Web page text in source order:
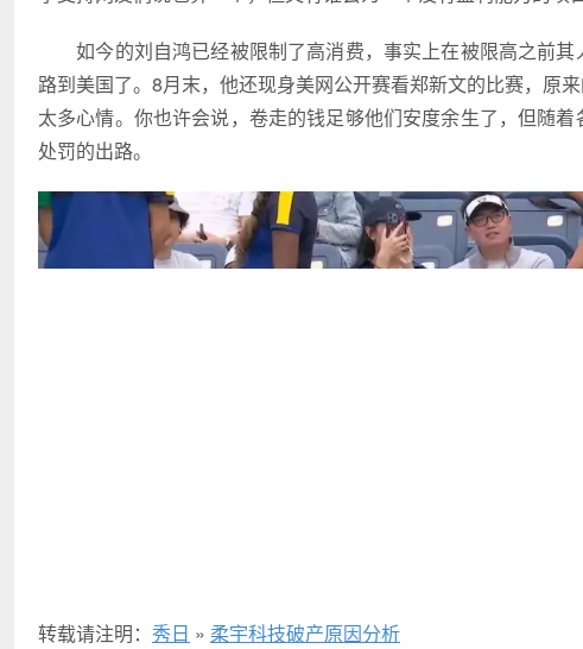
如今的刘自鸿已经被限制了高消费，事实上在被限高之前其
路到美国了。8月末，他还现身美网公开赛看郑新文的比赛，原
太多心情。你也许会说，卷走的钱足够他们安度余生了，但随
处罚的出路。
转载请注明： 秀日 » 柔宇科技破产原因分析